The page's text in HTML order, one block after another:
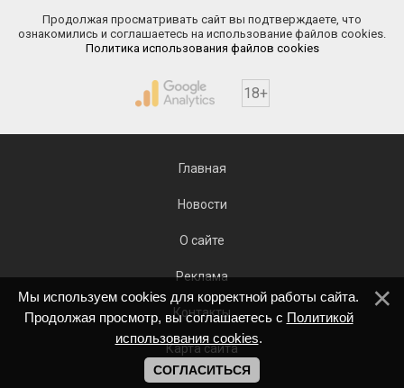
Продолжая просматривать сайт вы подтверждаете, что
ознакомились и соглашаетесь на использование файлов cookies.
Политика использования файлов cookies
18+
Главная
Новости
О сайте
Реклама
Контакты
Карта сайта
Мы используем cookies для корректной работы сайта.
Продолжая просмотр, вы соглашаетесь с Политикой
использования cookies.
СОГЛАСИТЬСЯ